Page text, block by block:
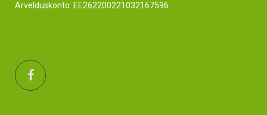
Arvelduskonto: EE262200221032167596